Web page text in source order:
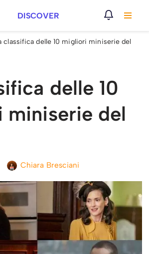
DISCOVER
classifica delle 10 migliori miniserie del
delle 10
miniserie del
Chiara Bresciani